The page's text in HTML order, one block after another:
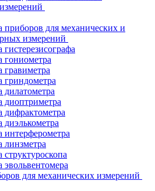
приборов для механических и
измерений
гистерезисографа
гониометра
гравиметра
гриндометра
дилатометра
диоптриметра
дифрактометра
диэлькометра
интерферометра
линзметра
структуроскопа
эвольвентомера
для механических измерений